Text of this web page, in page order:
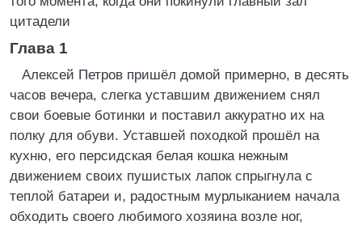
цитадели
Глава 1
Алексей Петров пришёл домой примерно, в десять
часов вечера, слегка уставшим движением снял
свои боевые ботинки и поставил аккуратно их на
полку для обуви. Уставшей походкой прошёл на
кухню, его персидская белая кошка нежным
движением своих пушистых лапок спрыгнула с
теплой батареи и, радостным мурлыканием начала
обходить своего любимого хозяина возле ног,